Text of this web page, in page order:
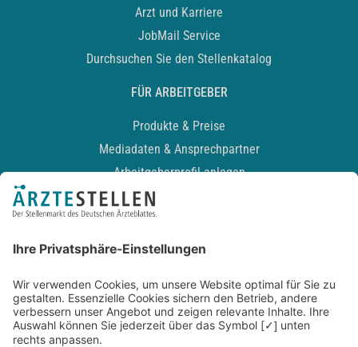
Arzt und Karriere
JobMail Service
Durchsuchen Sie den Stellenkatalog
FÜR ARBEITGEBER
Produkte & Preise
Mediadaten & Ansprechpartner
Arbeitgeberprofil anlegen
Recruiting-Podcast
Kontakt
Datenschutz
Newsletter